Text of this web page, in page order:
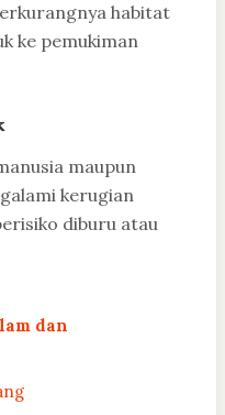
habitat
ke pemukiman
maupun
kerugian
diburu atau
dan